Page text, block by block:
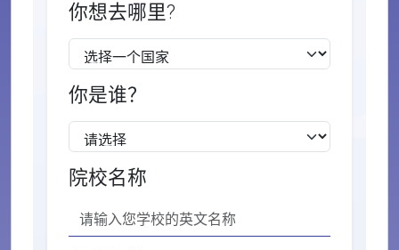
你想去哪里?
你是谁？
院校名称